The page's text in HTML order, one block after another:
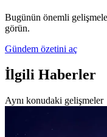
Bugünün önemli
görün.
Gündem özetini aç
İlgili Haberler
Aynı konudaki gelişmeler